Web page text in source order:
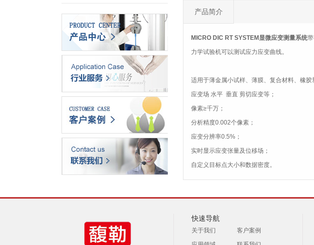
产品简介
MICRO DIC RT SYSTEM显微应变测量系统
力学试验机可以测试应力应变曲线。
适用于薄金属小试样、薄膜、复合材料、橡胶
应变场 水平 垂直 剪切应变等；
像素≥千万；
分析精度0.002个像素；
应变分辨率0.5%；
实时显示应变张量及位移场；
自定义目标点大小和数据密度。
快速导航
关于我们
客户案例